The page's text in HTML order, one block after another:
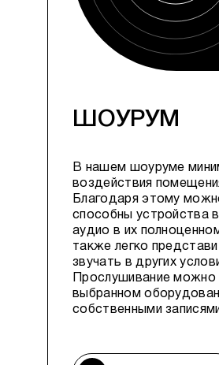
ШОУРУМ
В нашем шоуруме
воздействия
Благодаря этому
способны устройства
аудио в их
также легко
звучать в других
Прослушивание можно
выбранном
собственными